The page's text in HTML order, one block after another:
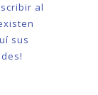
al
sus